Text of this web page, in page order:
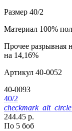
Размер 40/2
Материал 100%
Прочее разрывная
на 14,16%
Артикул 40-0052
40-0093
40/2
checkmark_alt_circle
244.45 р.
По 5 боб